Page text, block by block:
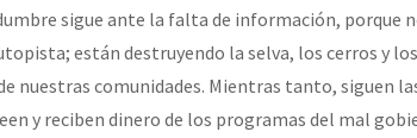
sigue ante la falta de información, porque
están destruyendo la selva, los cerros y
nuestras comunidades. Mientras tanto, siguen
y reciben dinero de los programas del mal